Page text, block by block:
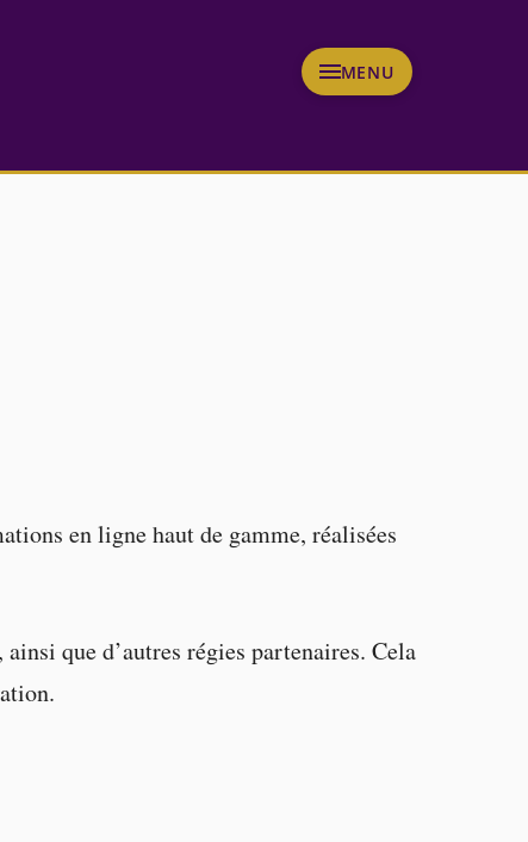
MENU
en ligne haut de gamme, réalisées
que d’autres régies partenaires. Cela